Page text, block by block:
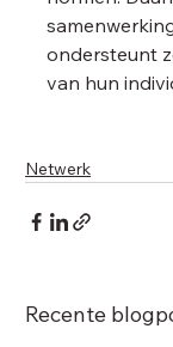
ondersteunt
van hun
Netwerk
Recente